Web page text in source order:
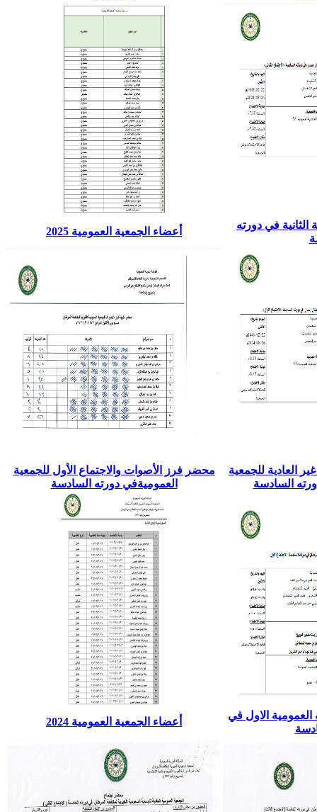
أعضاء الجمعية العمومية 2025
في دورته
محضر فرز الأصوات والاجتماع الأول للجمعية
العموميةفي دورته السادسة
العادية للجمعية
السادسة
أعضاء الجمعية العمومية 2024
الاول في